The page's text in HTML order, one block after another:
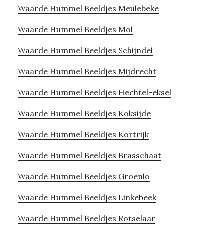
Waarde Hummel Beeldjes Meulebeke
Waarde Hummel Beeldjes Mol
Waarde Hummel Beeldjes Schijndel
Waarde Hummel Beeldjes Mijdrecht
Waarde Hummel Beeldjes Hechtel-eksel
Waarde Hummel Beeldjes Koksijde
Waarde Hummel Beeldjes Kortrijk
Waarde Hummel Beeldjes Brasschaat
Waarde Hummel Beeldjes Groenlo
Waarde Hummel Beeldjes Linkebeek
Waarde Hummel Beeldjes Rotselaar